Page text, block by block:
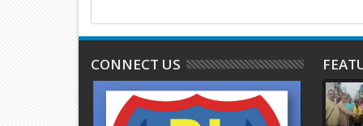
CONNECT US